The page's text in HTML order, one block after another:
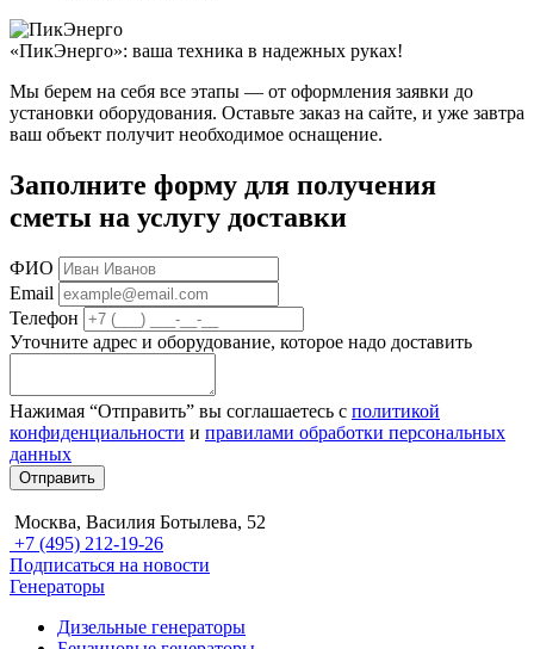
«ПикЭнерго»: ваша техника в надежных руках!
Мы берем на себя все этапы — от оформления заявки до
установки оборудования. Оставьте заказ на сайте, и уже завтра
ваш объект получит необходимое оснащение.
Заполните форму для получения
сметы на услугу доставки
ФИО
Email
Телефон
Уточните адрес и оборудование, которое надо доставить
Нажимая “Отправить” вы соглашаетесь с политикой
конфиденциальности и правилами обработки персональных
данных
Отправить
Москва, Василия Ботылева, 52
+7 (495) 212-19-26
Подписаться на новости
Генераторы
Дизельные генераторы